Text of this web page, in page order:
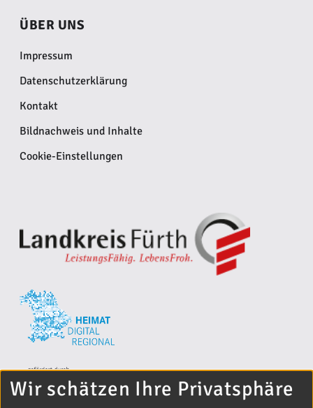
ÜBER UNS
Impressum
Datenschutzerklärung
Kontakt
Bildnachweis und Inhalte
Cookie-Einstellungen
Wir schätzen Ihre Privatsphäre